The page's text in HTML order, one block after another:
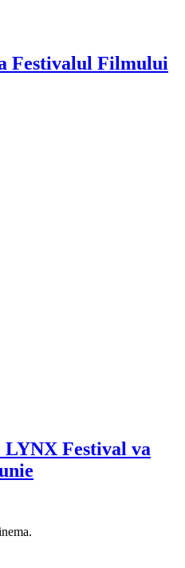
Festivalul Filmului
LYNX Festival va